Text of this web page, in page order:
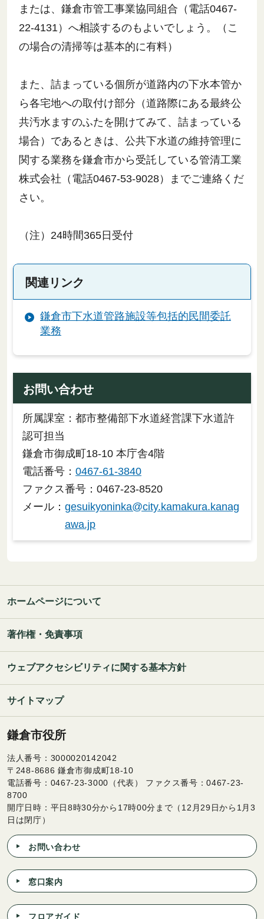
または、鎌倉市管工事業協同組合（電話0467-
22-4131）へ相談するのもよいでしょう。（こ
の場合の清掃等は基本的に有料）
また、詰まっている個所が道路内の下水本管か
ら各宅地への取付け部分（道路際にある最終公
共汚水ますのふたを開けてみて、詰まっている
場合）であるときは、公共下水道の維持管理に
関する業務を鎌倉市から受託している管清工業
株式会社（電話0467-53-9028）までご連絡くだ
さい。
（注）24時間365日受付
関連リンク
鎌倉市下水道管路施設等包括的民間委託
業務
お問い合わせ
所属課室：都市整備部下水道経営課下水道許
認可担当
鎌倉市御成町18-10 本庁舎4階
電話番号： 0467-61-3840
ファクス番号：0467-23-8520
メール： gesuikyoninka@city.kamakura.kanag
awa.jp
ホームページについて
著作権・免責事項
ウェブアクセシビリティに関する基本方針
サイトマップ
鎌倉市役所
法人番号：3000020142042
〒248-8686 鎌倉市御成町18-10
電話番号：0467-23-3000（代表） ファクス番号：0467-23-
8700
開庁日時：平日8時30分から17時00分まで（12月29日から1月3
日は閉庁）
お問い合わせ
窓口案内
フロアガイド